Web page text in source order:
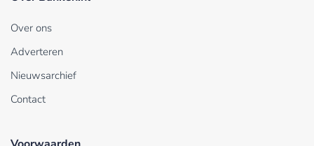
Over ons
Adverteren
Nieuwsarchief
Contact